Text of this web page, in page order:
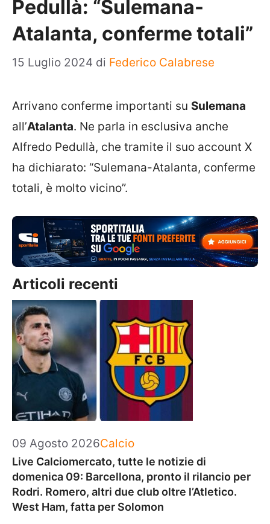
Pedullà: “Sulemana-
Atalanta, conferme totali”
15 Luglio 2024 di Federico Calabrese
Arrivano conferme importanti su Sulemana
all’Atalanta. Ne parla in esclusiva anche
Alfredo Pedullà, che tramite il suo account X
ha dichiarato: “Sulemana-Atalanta, conferme
totali, è molto vicino”.
Articoli recenti
09 Agosto 2026Categorie
Calcio
Live Calciomercato, tutte le notizie di
domenica 09: Barcellona, pronto il rilancio per
Rodri. Romero, altri due club oltre l’Atletico.
West Ham, fatta per Solomon